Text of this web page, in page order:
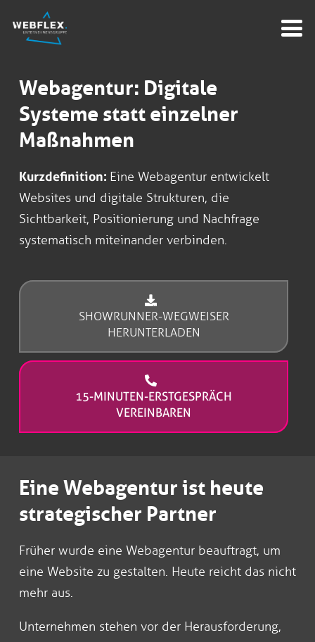
Webagentur: Digitale
Systeme statt einzelner
Maßnahmen
Kurzdefinition: Eine Webagentur entwickelt
Websites und digitale Strukturen, die
Sichtbarkeit, Positionierung und Nachfrage
systematisch miteinander verbinden.
SHOWRUNNER-WEGWEISER
HERUNTERLADEN
15-MINUTEN-ERSTGESPRÄCH
VEREINBAREN
Eine Webagentur ist heute
strategischer Partner
Früher wurde eine Webagentur beauftragt, um
eine Website zu gestalten. Heute reicht das nicht
mehr aus.
Unternehmen stehen vor der Herausforderung,